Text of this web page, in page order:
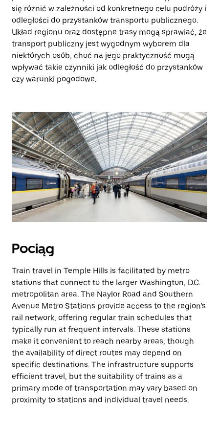
się różnić w zależności od konkretnego celu podróży i
odległości do przystanków transportu publicznego.
Układ regionu oraz dostępne trasy mogą sprawiać, że
transport publiczny jest wygodnym wyborem dla
niektórych osób, choć na jego praktyczność mogą
wpływać takie czynniki jak odległość do przystanków
czy warunki pogodowe.
Pociąg
Train travel in Temple Hills is facilitated by metro
stations that connect to the larger Washington, D.C.
metropolitan area. The Naylor Road and Southern
Avenue Metro Stations provide access to the region’s
rail network, offering regular train schedules that
typically run at frequent intervals. These stations
make it convenient to reach nearby areas, though
the availability of direct routes may depend on
specific destinations. The infrastructure supports
efficient travel, but the suitability of trains as a
primary mode of transportation may vary based on
proximity to stations and individual travel needs.